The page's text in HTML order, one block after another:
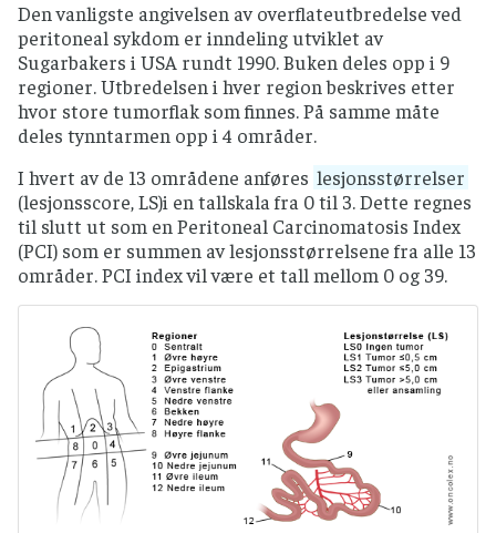
Den vanligste angivelsen av overflateutbredelse ved
peritoneal sykdom er inndeling utviklet av
Sugarbakers i USA rundt 1990. Buken deles opp i 9
regioner. Utbredelsen i hver region beskrives etter
hvor store tumorflak som finnes. På samme måte
deles tynntarmen opp i 4 områder.
I hvert av de 13 områdene anføres lesjonsstørrelser
(lesjonsscore, LS)i en tallskala fra 0 til 3. Dette regnes
til slutt ut som en Peritoneal Carcinomatosis Index
(PCI) som er summen av lesjonsstørrelsene fra alle 13
områder. PCI index vil være et tall mellom 0 og 39.